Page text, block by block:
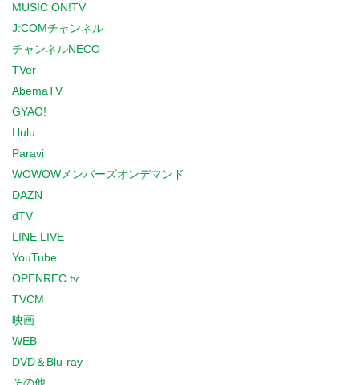
MUSIC ON!TV
J:COMチャンネル
チャンネルNECO
TVer
AbemaTV
GYAO!
Hulu
Paravi
WOWOWメンバーズオンデマンド
DAZN
dTV
LINE LIVE
YouTube
OPENREC.tv
TVCM
映画
WEB
DVD＆Blu-ray